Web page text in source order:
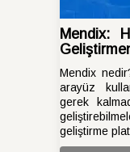
Mendix:
Mendix
arayüz
gerek
geliştirme